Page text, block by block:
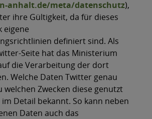
anhalt.de/meta/datenschutz),
ihre Gültigkeit, da für dieses
eigene
definiert sind. Als
Seite hat das Ministerium
die Verarbeitung der dort
Welche Daten Twitter genau
welchen Zwecken diese genutzt
Detail bekannt. So kann neben
Daten auch das